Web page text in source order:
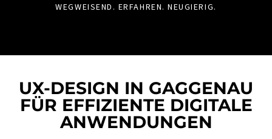
WEGWEISEND. ERFAHREN. NEUGIERIG.
UX-DESIGN IN GAGGENAU
FÜR EFFIZIENTE DIGITALE
ANWENDUNGEN